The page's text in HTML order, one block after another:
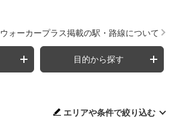
ウォーカープラス掲載の駅・路線について
目的から探す
エリアや条件で絞り込む